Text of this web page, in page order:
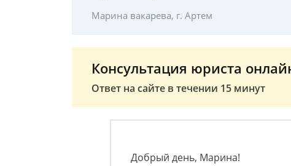
Марина вакарева, г. Артем
Консультация юриста
Ответ на сайте в течении 15 минут
Добрый день, Марина!